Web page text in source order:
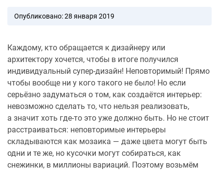
Опубликовано: 28 января 2019
Каждому, кто обращается к дизайнеру или
архитектору хочется, чтобы в итоге получился
индивидуальный супер-дизайн! Неповторимый! Прямо
чтобы вообще ни у кого такого не было! Но если
серьёзно задуматься о том, как создаётся интерьер:
невозможно сделать то, что нельзя реализовать,
а значит хоть где-то это уже должно быть. Но не стоит
расстраиваться: неповторимые интерьеры
складываются как мозаика — даже цвета могут быть
одни и те же, но кусочки могут собираться, как
снежинки, в миллионы вариаций. Поэтому возьмём